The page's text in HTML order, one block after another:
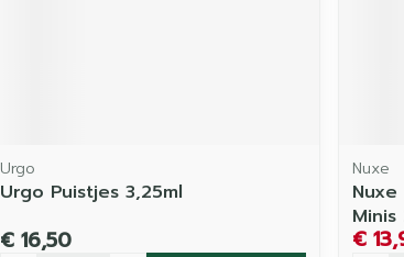
Urgo
Urgo Puistjes 3,25ml
€ 16,50
Nuxe
€